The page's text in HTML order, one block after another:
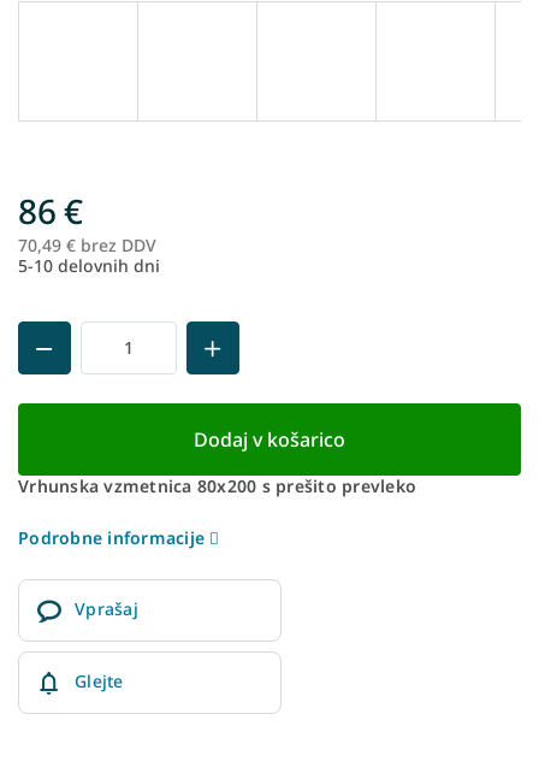
86 €
70,49 € brez DDV
5-10 delovnih dni
Dodaj v košarico
Vrhunska vzmetnica 80x200 s prešito prevleko
Podrobne informacije
Vprašaj
Glejte